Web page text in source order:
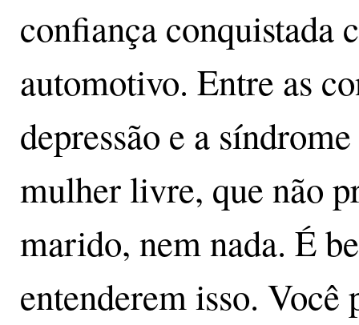
confiança conquistada
automotivo. Entre as
depressão e a
mulher livre, que não
marido, nem nada. É
entenderem isso. Você